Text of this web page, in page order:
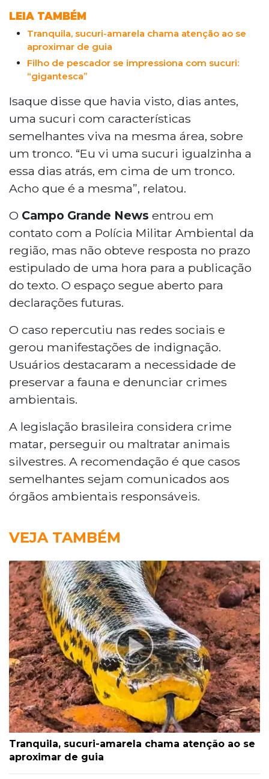
Matar animais silvestres é crime no Brasil.
LEIA TAMBÉM
Tranquila, sucuri-amarela chama atenção ao se
aproximar de guia
Filho de pescador se impressiona com sucuri:
“gigantesca”
Isaque disse que havia visto, dias antes,
uma sucuri com características
semelhantes viva na mesma área, sobre
um tronco. “Eu vi uma sucuri igualzinha a
essa dias atrás, em cima de um tronco.
Acho que é a mesma”, relatou.
O Campo Grande News entrou em
contato com a Polícia Militar Ambiental da
região, mas não obteve resposta no prazo
estipulado de uma hora para a publicação
do texto. O espaço segue aberto para
declarações futuras.
O caso repercutiu nas redes sociais e
gerou manifestações de indignação.
Usuários destacaram a necessidade de
preservar a fauna e denunciar crimes
ambientais.
A legislação brasileira considera crime
matar, perseguir ou maltratar animais
silvestres. A recomendação é que casos
semelhantes sejam comunicados aos
órgãos ambientais responsáveis.
VEJA TAMBÉM
Tranquila, sucuri-amarela chama atenção ao se
aproximar de guia